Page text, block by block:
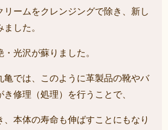
ームをクレンジングで除き、新し
した。
光沢が蘇りました。
では、このように革製品の靴やバ
修理（処理）を行うことで、
本体の寿命も伸ばすことにもなり